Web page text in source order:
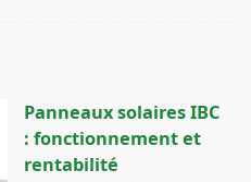
Panneaux solaires IBC
: fonctionnement et
rentabilité